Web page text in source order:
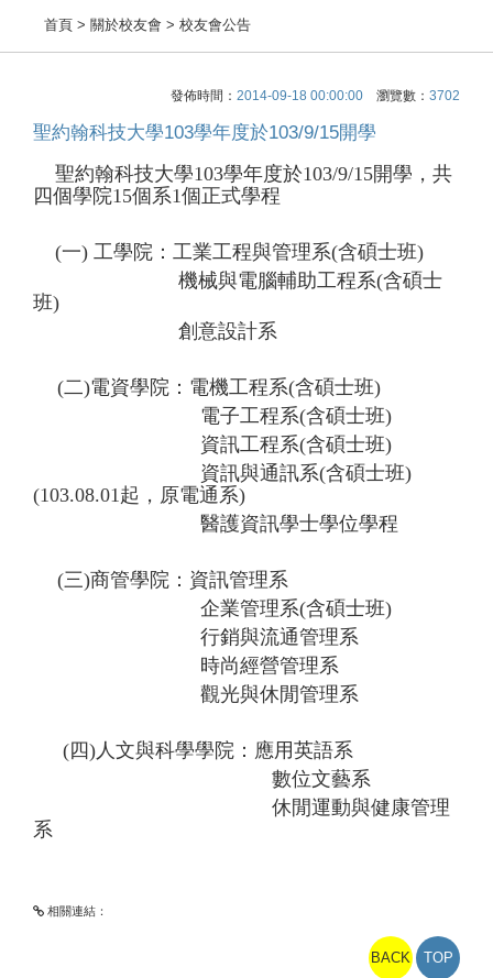
首頁 > 關於校友會 > 校友會公告
發佈時間： 2014-09-18 00:00:00 瀏覽數： 3702
聖約翰科技大學103學年度於103/9/15開學
聖約翰科技大學103學年度於103/9/15開學，共
四個學院15個系1個正式學程
(一) 工學院：工業工程與管理系(含碩士班)
機械與電腦輔助工程系(含碩士
班)
創意設計系
(二)電資學院：電機工程系(含碩士班)
電子工程系(含碩士班)
資訊工程系(含碩士班)
資訊與通訊系(含碩士班)
(103.08.01起，原電通系)
醫護資訊學士學位學程
(三)商管學院：資訊管理系
企業管理系(含碩士班)
行銷與流通管理系
時尚經營管理系
觀光與休閒管理系
(四)人文與科學學院：應用英語系
數位文藝系
休閒運動與健康管理
系
相關連結：
BACK TOP